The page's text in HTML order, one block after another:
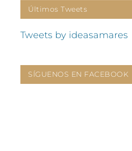
Últimos Tweets
Tweets by ideasamares
SÍGUENOS EN FACEBOOK